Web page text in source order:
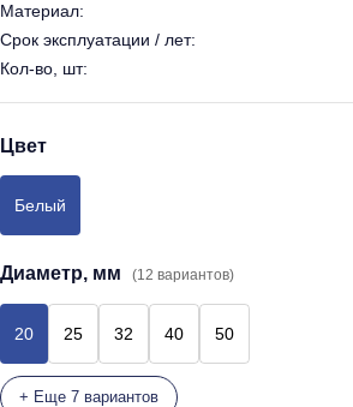
Материал:
Срок эксплуатации / лет:
Кол-во, шт:
Цвет
Белый
Диаметр, мм (12 вариантов)
20 25 32 40 50
+ Еще 7 вариантов